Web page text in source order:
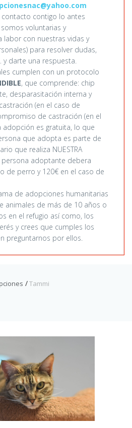
contigo lo antes
voluntarias y
con nuestras vidas y
para resolver dudas,
darte una respuesta.
cumplen con un protocolo
, que comprende: chip
desparasitación interna y
(en el caso de
de castración (en el
adopción es gratuita, lo que
que adopta es parte de
que realiza NUESTRA
persona adoptante debera
de perro y 120€ en el caso de
de adopciones humanitarias
animales de más de 10 años o
en el refugio así como, los
y crees que cumples los
preguntarnos por ellos.
Tammi